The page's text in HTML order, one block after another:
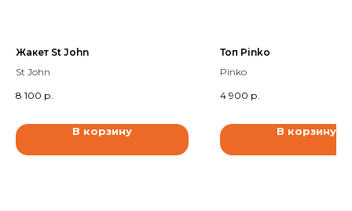
Жакет St John
St John
8 100 р.
В корзину
Топ Pinko
Pinko
4 900 р.
В корзину